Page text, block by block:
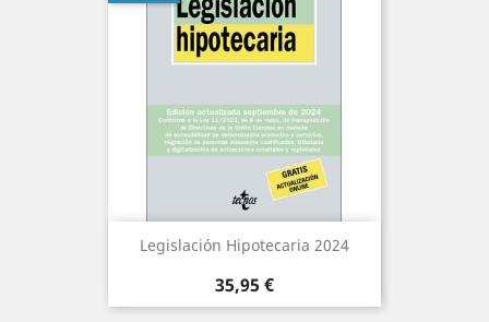
Legislación Hipotecaria 2024
Precio
35,95 €